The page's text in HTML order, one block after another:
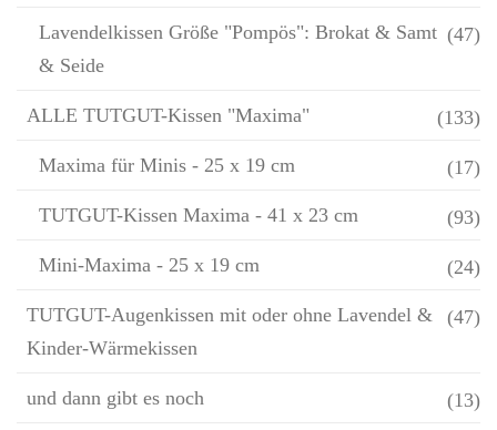
Lavendelkissen Größe "Pompös": Brokat & Samt
& Seide
(47)
ALLE TUTGUT-Kissen "Maxima" (133)
Maxima für Minis - 25 x 19 cm (17)
TUTGUT-Kissen Maxima - 41 x 23 cm (93)
Mini-Maxima - 25 x 19 cm (24)
TUTGUT-Augenkissen mit oder ohne Lavendel &
Kinder-Wärmekissen
(47)
und dann gibt es noch (13)